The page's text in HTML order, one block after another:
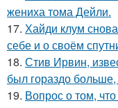
жениха тома Дейли.
17. Хайди клум
себе и о своём
18. Стив Ирвин,
был гораздо
19. Вопрос о том,